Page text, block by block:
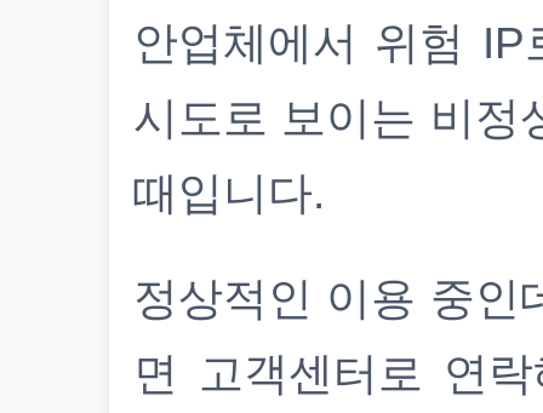
안업체에서 위험
시도로 보이는 비정
때입니다.
정상적인 이용 중인
면 고객센터로 연